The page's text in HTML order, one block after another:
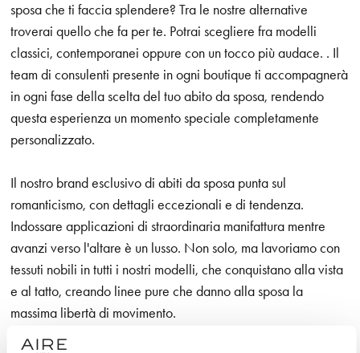
sposa che ti faccia splendere? Tra le nostre alternative
troverai quello che fa per te. Potrai scegliere fra modelli
classici, contemporanei oppure con un tocco più audace. . Il
team di consulenti presente in ogni boutique ti accompagnerà
in ogni fase della scelta del tuo abito da sposa, rendendo
questa esperienza un momento speciale completamente
personalizzato.
Il nostro brand esclusivo di abiti da sposa punta sul
romanticismo, con dettagli eccezionali e di tendenza.
Indossare applicazioni di straordinaria manifattura mentre
avanzi verso l'altare è un lusso. Non solo, ma lavoriamo con
tessuti nobili in tutti i nostri modelli, che conquistano alla vista
e al tatto, creando linee pure che danno alla sposa la
massima libertà di movimento.